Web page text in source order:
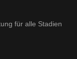
für alle Stadien